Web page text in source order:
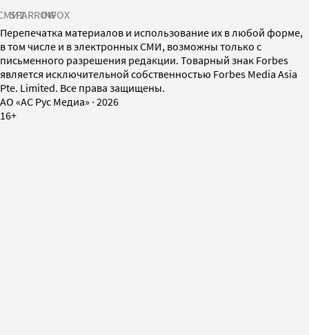
SPARROWINFOX
Перепечатка материалов и использование их в любой форме,
в том числе и в электронных СМИ, возможны только с
письменного разрешения редакции. Товарный знак Forbes
является исключительной собственностью Forbes Media Asia
Pte. Limited. Все права защищены.
AO «АС Рус Медиа» · 2026
16+